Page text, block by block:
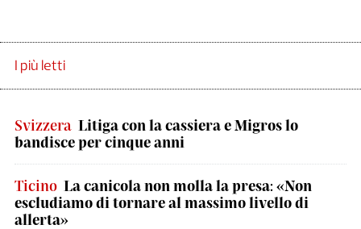
I più letti
Svizzera Litiga con la cassiera e Migros lo
bandisce per cinque anni
Ticino La canicola non molla la presa: «Non
escludiamo di tornare al massimo livello di
allerta»